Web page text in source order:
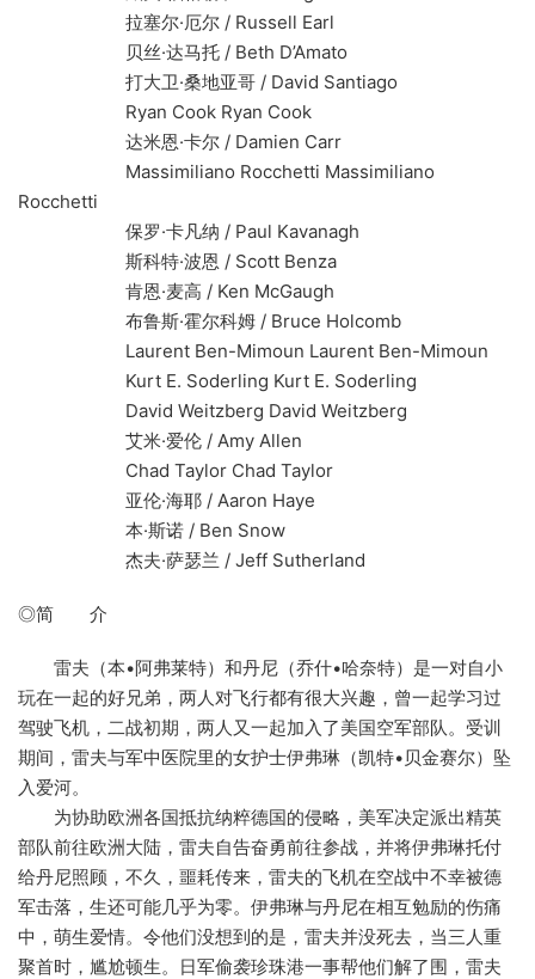
拉塞尔·厄尔 / Russell Earl
贝丝·达马托 / Beth D’Amato
打大卫·桑地亚哥 / David Santiago
Ryan Cook Ryan Cook
达米恩·卡尔 / Damien Carr
Massimiliano Rocchetti Massimiliano
Rocchetti
保罗·卡凡纳 / Paul Kavanagh
斯科特·波恩 / Scott Benza
肯恩·麦高 / Ken McGaugh
布鲁斯·霍尔科姆 / Bruce Holcomb
Laurent Ben-Mimoun Laurent Ben-Mimoun
Kurt E. Soderling Kurt E. Soderling
David Weitzberg David Weitzberg
艾米·爱伦 / Amy Allen
Chad Taylor Chad Taylor
亚伦·海耶 / Aaron Haye
本·斯诺 / Ben Snow
杰夫·萨瑟兰 / Jeff Sutherland
◎简 介
雷夫（本•阿弗莱特）和丹尼（乔什•哈奈特）是一对自小
玩在一起的好兄弟，两人对飞行都有很大兴趣，曾一起学习过
驾驶飞机，二战初期，两人又一起加入了美国空军部队。受训
期间，雷夫与军中医院里的女护士伊弗琳（凯特•贝金赛尔）坠
入爱河。
为协助欧洲各国抵抗纳粹德国的侵略，美军决定派出精英
部队前往欧洲大陆，雷夫自告奋勇前往参战，并将伊弗琳托付
给丹尼照顾，不久，噩耗传来，雷夫的飞机在空战中不幸被德
军击落，生还可能几乎为零。伊弗琳与丹尼在相互勉励的伤痛
中，萌生爱情。令他们没想到的是，雷夫并没死去，当三人重
聚首时，尴尬顿生。日军偷袭珍珠港一事帮他们解了围，雷夫